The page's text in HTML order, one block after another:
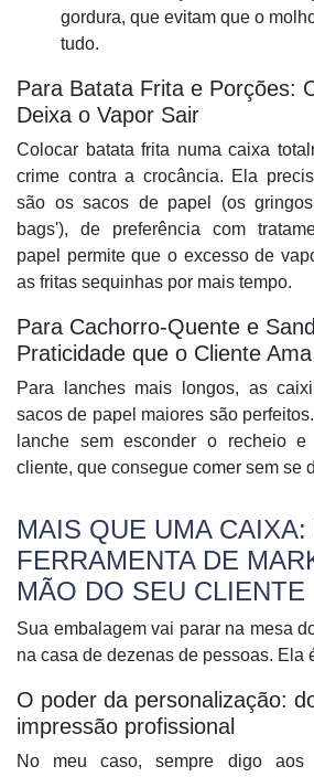
gordura, que evitam que o
tudo.
Para Batata Frita e Porções:
Deixa o Vapor Sair
Colocar batata frita numa caixa
crime contra a crocância. Ela
são os sacos de papel (os
bags'), de preferência com
papel permite que o excesso de
as fritas sequinhas por mais tempo.
Para Cachorro-Quente e
Praticidade que o Cliente Ama
Para lanches mais longos, as
sacos de papel maiores são
lanche sem esconder o recheio
cliente, que consegue comer sem se
MAIS QUE UMA CAIXA:
FERRAMENTA DE
MÃO DO SEU CLIENTE
Sua embalagem vai parar na mesa
na casa de dezenas de pessoas. Ela
O poder da personalização:
impressão profissional
No meu caso, sempre digo aos